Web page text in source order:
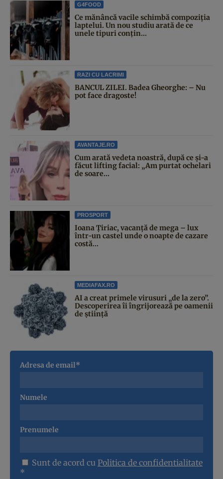
G4FOOD
Ce mănâncă vacile schimbă compoziția
laptelui. Un nou studiu arată de ce
unele tipuri conțin...
RAZI CU LACRIMI
BANCUL ZILEI. Badea Gheorghe: – Nu
pot face dragoste!
AVANTAJE.RO
Cum arată vedeta noastră, după ce și-a
făcut lifting facial: „Am purtat ochelari
de soare...
PROSPORT
Ioana Țiriac, vacanță de mega – lux
într-un castel unde o noapte de cazare
costă...
MEDIAFAX.RO
AI a creat primele virusuri „de la zero”.
Descoperirea îi îngrijorează pe oamenii
de știință
Adresa de email*
Numele
Prenumele
Sunt de acord cu Politica de confidentialitate
*